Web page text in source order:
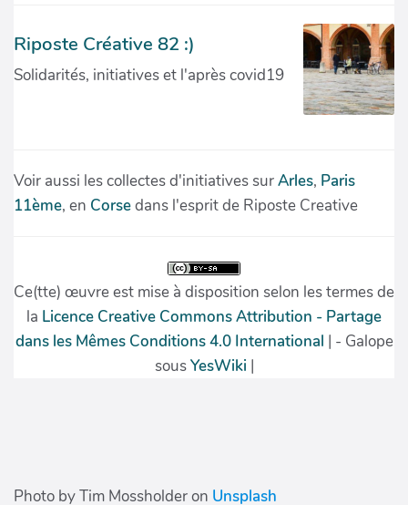
Photo by Tim Mossholder on Unsplash